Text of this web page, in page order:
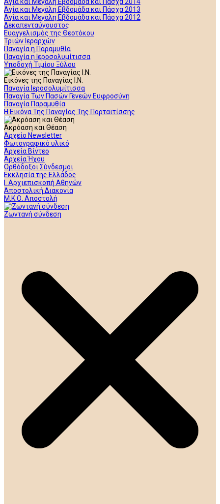
Αγία και Μεγάλη Εβδομάδα και Πάσχα 2013
Αγία και Μεγάλη Εβδομάδα και Πάσχα 2012
Δεκαπενταύγουστος
Ευαγγελισμός της Θεοτόκου
Τριών Ιεραρχών
Παναγία η Παραμυθία
Παναγία η Ιεροσολυμίτισσα
Υποδοχή Τιμίου Ξύλου
Εικόνες της Παναγίας Ι.Ν.
Παναγία Ιεροσολυμίτισσα
Παναγία Των Πασών Γενεών Ευφροσύνη
Παναγία Παραμυθία
Η Εικόνα Της Παναγίας Της Πορταϊτίσσης
Ακρόαση και Θέαση
Αρχείο Newsletter
Φωτογραφικό υλικό
Αρχεία Βίντεο
Αρχεία Ήχου
Ορθόδοξοι Σύνδεσμοι
Εκκλησία της Ελλάδος
Ι. Αρχιεπισκοπή Αθηνών
Αποστολική Διακονία
Μ.Κ.Ο. Αποστολή
Ζωντανή σύνδεση